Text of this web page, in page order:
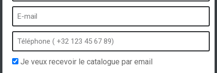
Bain à bulles
Spa intérieur
Spa extérieur
Spa en hiver
Je veux recevoir le catalogue par email